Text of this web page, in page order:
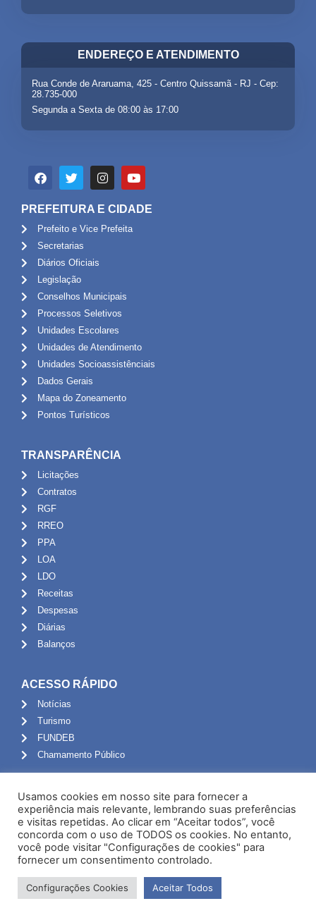
ENDEREÇO E ATENDIMENTO
Rua Conde de Araruama, 425 - Centro Quissamã - RJ - Cep:
28.735-000
Segunda a Sexta de 08:00 às 17:00
PREFEITURA E CIDADE
Prefeito e Vice Prefeita
Secretarias
Diários Oficiais
Legislação
Conselhos Municipais
Processos Seletivos
Unidades Escolares
Unidades de Atendimento
Unidades Socioassistênciais
Dados Gerais
Mapa do Zoneamento
Pontos Turísticos
TRANSPARÊNCIA
Licitações
Contratos
RGF
RREO
PPA
LOA
LDO
Receitas
Despesas
Diárias
Balanços
ACESSO RÁPIDO
Notícias
Turismo
FUNDEB
Chamamento Público
Portal do Servidor
Webmail
Administração
Usamos cookies em nosso site para fornecer a
experiência mais relevante, lembrando suas preferências
e visitas repetidas. Ao clicar em “Aceitar todos”, você
concorda com o uso de TODOS os cookies. No entanto,
você pode visitar "Configurações de cookies" para
fornecer um consentimento controlado.
Configurações Cookies Aceitar Todos